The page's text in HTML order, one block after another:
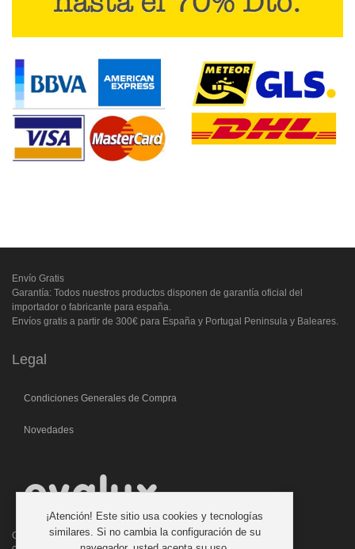
Envío Gratis
Garantía: Todos nuestros productos disponen de garantía oficial del
importador o fabricante para españa.
Envíos gratis a partir de 300€ para España y Portugal Peninsula y Baleares.
Legal
Condiciones Generales de Compra
Novedades
C/. Laforja, 46
¡Atención! Este sitio usa cookies y tecnologías
similares. Si no cambia la configuración de su